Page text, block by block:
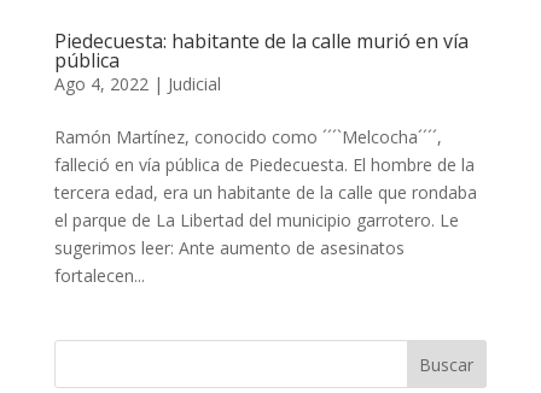
Piedecuesta: habitante de la calle murió en vía
pública
Ago 4, 2022| Judicial
Ramón Martínez, conocido como ´´´`Melcocha´´´´,
falleció en vía pública de Piedecuesta. El hombre de la
tercera edad, era un habitante de la calle que rondaba
el parque de La Libertad del municipio garrotero. Le
sugerimos leer: Ante aumento de asesinatos
fortalecen...
Buscar